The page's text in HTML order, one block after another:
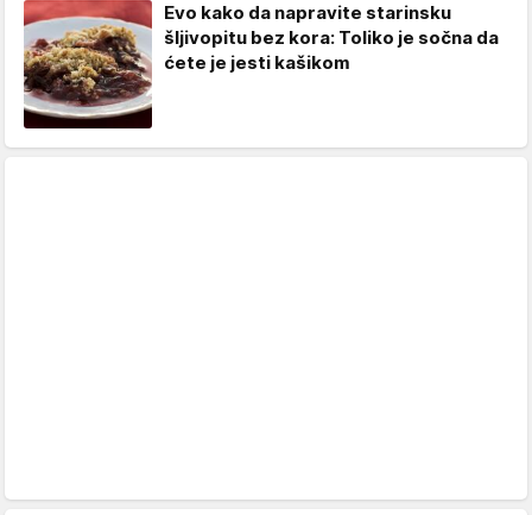
Evo kako da napravite starinsku
šljivopitu bez kora: Toliko je sočna da
ćete je jesti kašikom